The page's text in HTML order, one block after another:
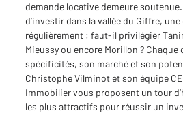
demande locative demeure soutenue.
d’investir dans la vallée du Giffre,
régulièrement : faut-il privilégier
Mieussy ou encore Morillon ?
spécificités, son marché et son
Christophe Vilminot et son équipe
Immobilier vous proposent un tour
les plus attractifs pour réussir un